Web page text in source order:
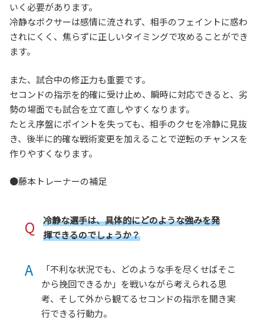
いく必要があります。
冷静なボクサーは感情に流されず、相手のフェイントに惑わ
されにくく、焦らずに正しいタイミングで攻めることができ
ます。
また、試合中の修正力も重要です。
セコンドの指示を的確に受け止め、瞬時に対応できると、劣
勢の場面でも試合を立て直しやすくなります。
たとえ序盤にポイントを失っても、相手のクセを冷静に見抜
き、後半に的確な戦術変更を加えることで逆転のチャンスを
作りやすくなります。
●藤本トレーナーの補足
Q
冷静な選手は、具体的にどのような強みを発
揮できるのでしょうか？
A
「不利な状況でも、どのような手を尽くせばそこ
から挽回できるか」を戦いながら考えられる思
考、そして外から観てるセコンドの指示を聞き実
行できる行動力。